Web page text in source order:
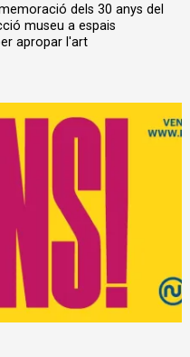
dels 30 anys del
museu a espais
apropar l'art